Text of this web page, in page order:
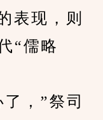
现，则
“儒略
，”祭司